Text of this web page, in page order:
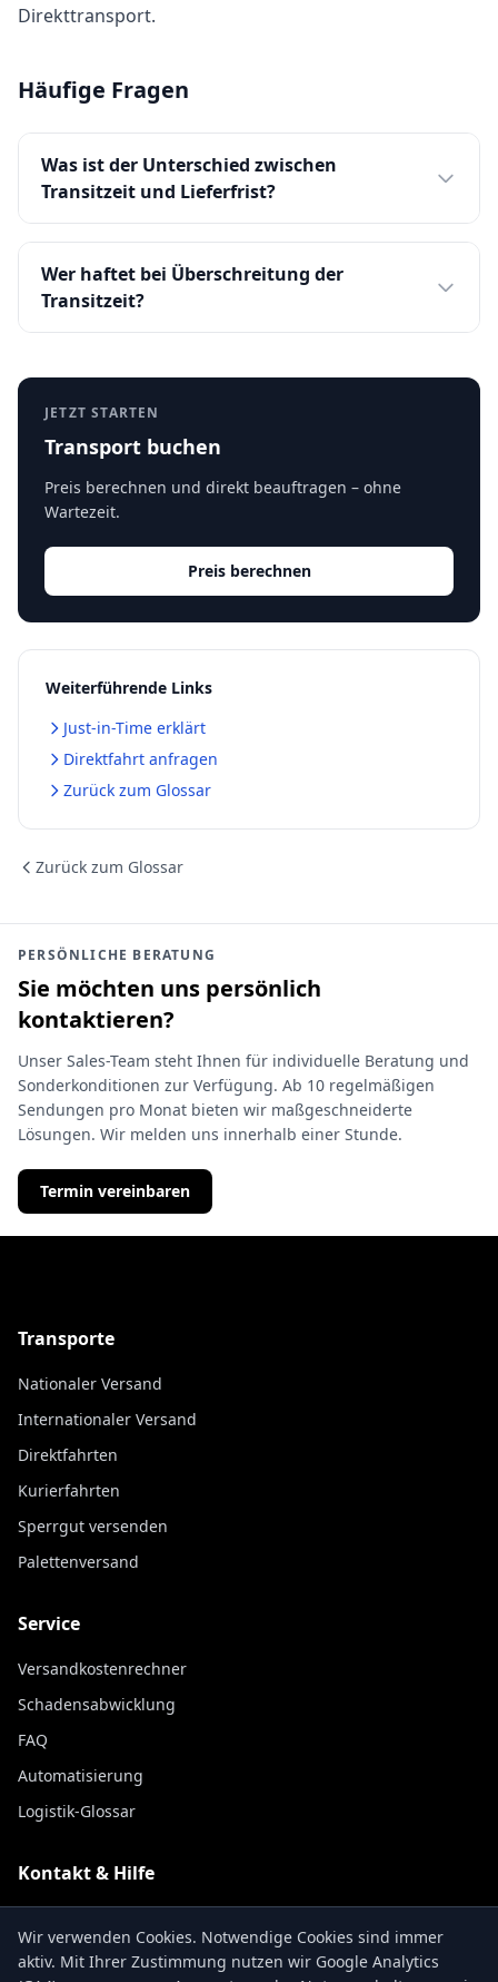
Direkttransport.
Häufige Fragen
Was ist der Unterschied zwischen
Transitzeit und Lieferfrist?
Wer haftet bei Überschreitung der
Transitzeit?
JETZT STARTEN
Transport buchen
Preis berechnen und direkt beauftragen – ohne
Wartezeit.
Preis berechnen
Weiterführende Links
Just-in-Time erklärt
Direktfahrt anfragen
Zurück zum Glossar
Zurück zum Glossar
PERSÖNLICHE BERATUNG
Sie möchten uns persönlich
kontaktieren?
Unser Sales-Team steht Ihnen für individuelle Beratung und
Sonderkonditionen zur Verfügung. Ab 10 regelmäßigen
Sendungen pro Monat bieten wir maßgeschneiderte
Lösungen. Wir melden uns innerhalb einer Stunde.
Termin vereinbaren
Transporte
Nationaler Versand
Internationaler Versand
Direktfahrten
Kurierfahrten
Sperrgut versenden
Palettenversand
Service
Versandkostenrechner
Schadensabwicklung
FAQ
Automatisierung
Logistik-Glossar
Kontakt & Hilfe
Sendungsverfolgung
Wir verwenden Cookies. Notwendige Cookies sind immer
aktiv. Mit Ihrer Zustimmung nutzen wir Google Analytics